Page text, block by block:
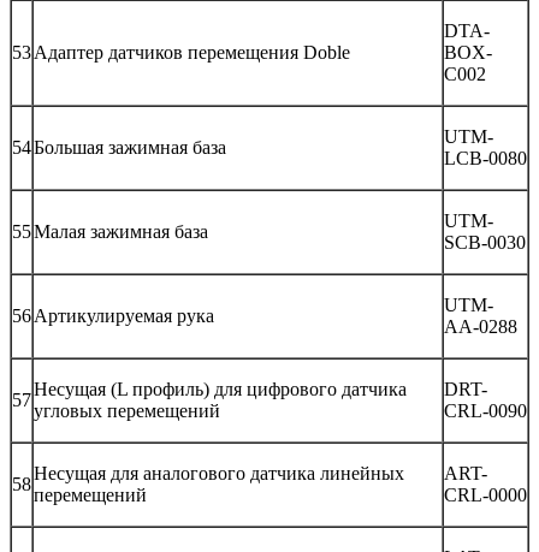
53Адаптер датчиков перемещения Doble
DTA-
BOX-
C002
54Большая зажимная база
UTM-
LCB-0080
55Малая зажимная база
UTM-
SCB-0030
56Артикулируемая рука
UTM-
AA-0288
57
Несущая (L профиль) для цифрового датчика
угловых перемещений
DRT-
CRL-0090
58
Несущая для аналогового датчика линейных
перемещений
ART-
CRL-0000